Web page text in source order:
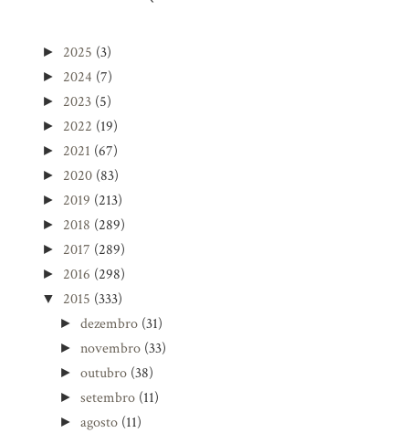
► 2025 (3)
► 2024 (7)
► 2023 (5)
► 2022 (19)
► 2021 (67)
► 2020 (83)
► 2019 (213)
► 2018 (289)
► 2017 (289)
► 2016 (298)
▼ 2015 (333)
►dezembro (31)
►novembro (33)
►outubro (38)
►setembro (11)
►agosto (11)